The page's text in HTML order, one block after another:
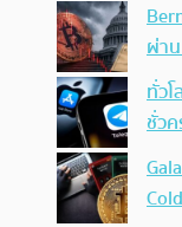
ผ่า
ทั่ว
ชั่ว